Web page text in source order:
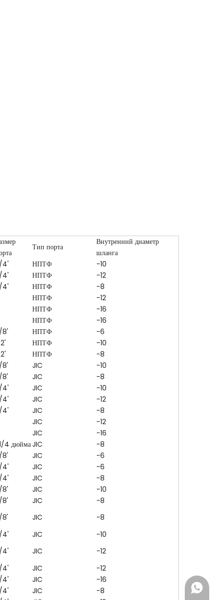
Тип порта
Внутренний диаметр
шланга
4' НПТФ
-10
4' НПТФ
-12
4' НПТФ
-8
НПТФ
-12
НПТФ
-16
НПТФ
-16
8' НПТФ
-6
НПТФ
-10
НПТФ
-8
8' JIC
-10
8' JIC
-8
4' JIC
-10
4' JIC
-12
4' JIC
-8
JIC
-12
JIC
-16
4 дюймаJIC
-8
8' JIC
-6
4' JIC
-6
4' JIC
-8
8' JIC
-10
8' JIC
-8
8' JIC
-8
4' JIC
-10
4' JIC
-12
4' JIC
-12
4' JIC
-16
4' JIC
-8
+86-